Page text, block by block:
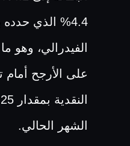
4.4% الذي
الفيدرالي، وهو
على الأرجح
الشهر الحالي.